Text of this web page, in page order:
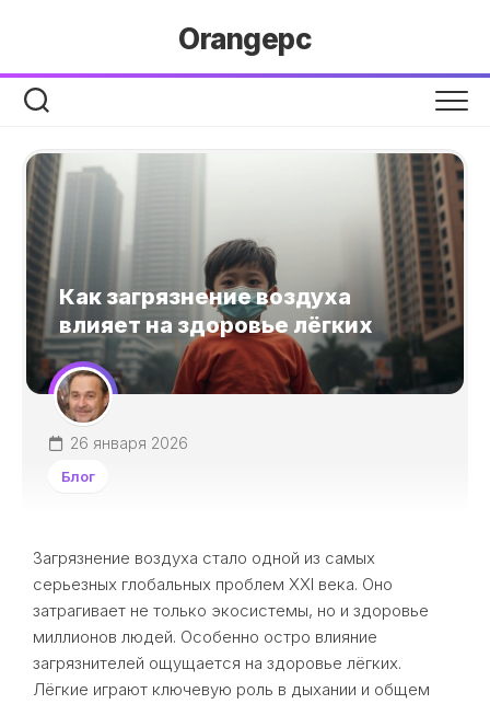
Orangepc
Как загрязнение воздуха
влияет на здоровье лёгких
26 января 2026
Блог
Загрязнение воздуха стало одной из самых
серьезных глобальных проблем XXI века. Оно
затрагивает не только экосистемы, но и здоровье
миллионов людей. Особенно остро влияние
загрязнителей ощущается на здоровье лёгких.
Лёгкие играют ключевую роль в дыхании и общем